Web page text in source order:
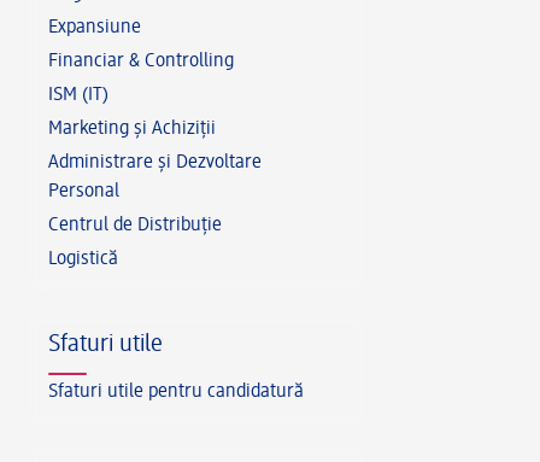
Expansiune
Financiar & Controlling
ISM (IT)
Marketing și Achiziții
Administrare și Dezvoltare
Personal
Centrul de Distribuție
Logistică
Sfaturi utile
Sfaturi utile pentru candidatură